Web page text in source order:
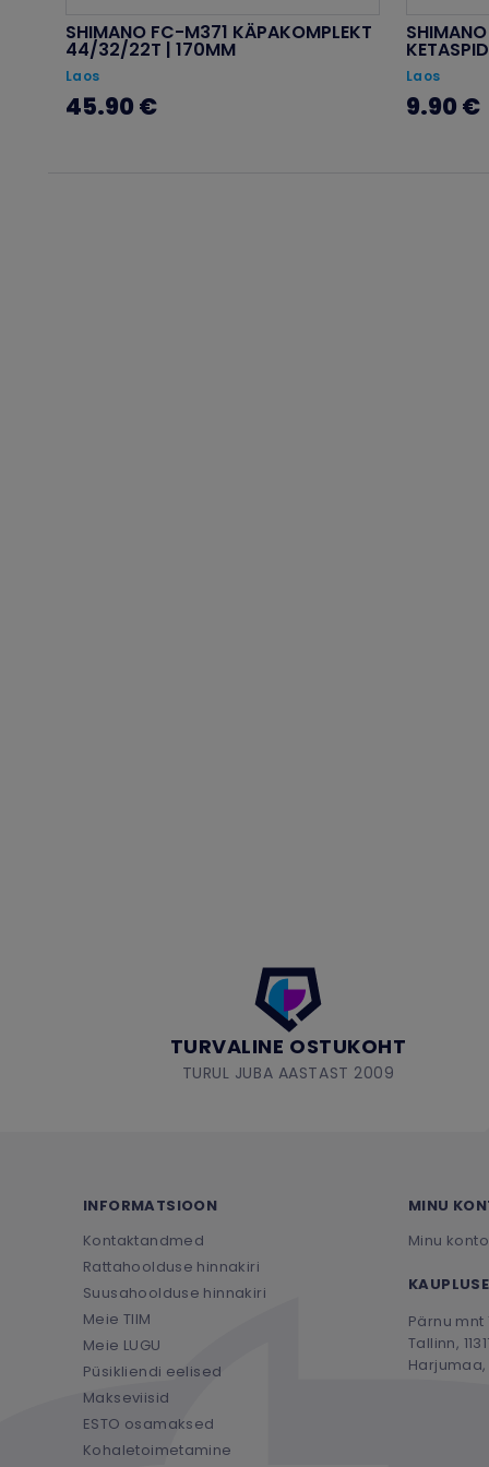
SHIMANO FC-M371 KÄPAKOMPLEKT
44/32/22T | 170MM
Laos
45.90 €
Laos
9.90 €
TURVALINE OSTUKOHT
TURUL JUBA AASTAST 2009
INFORMATSIOON
Kontaktandmed
Rattahoolduse hinnakiri
Suusahoolduse hinnakiri
Meie TIIM
Meie LUGU
Püsikliendi eelised
Makseviisid
ESTO osamaksed
Kohaletoimetamine
MINU
Minu konto
Pärnu mnt
Tallinn,
Harjumaa,